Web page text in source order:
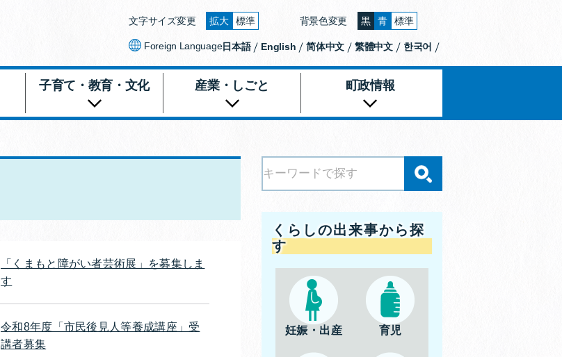
文字サイズ変更
拡大
文字を大きくする
標準
文字の大きさをもとの大きさに戻す
背景色変更
黒
背景色の変更：黒
青
背景色の変更：青
標準
背景色の変更：白
Foreign Language日本語 English 简体中文 繁體中文 한국어
子育て・教育・文化 産業・しごと 町政情報
「くまもと障がい者芸術展」を募集しま
す
令和8年度「市民後見人等養成講座」受
講者募集
くらしの出来事から探
す
妊娠・出産 育児